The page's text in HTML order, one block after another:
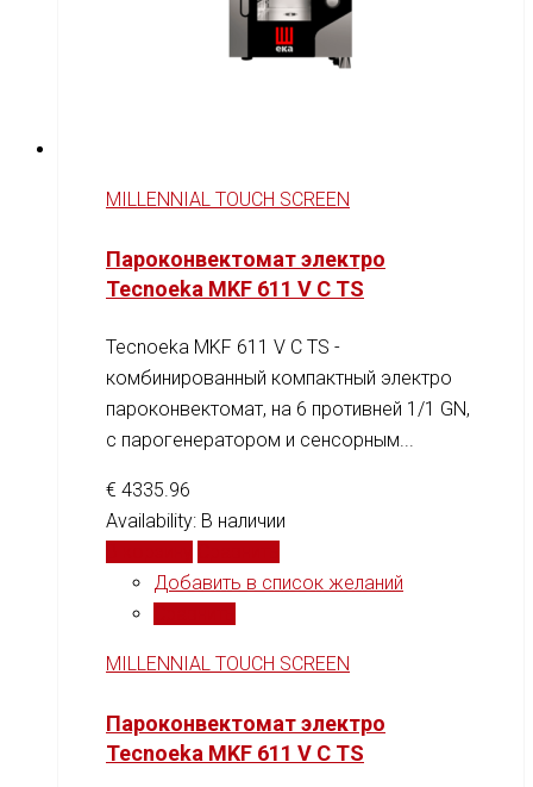
MILLENNIAL TOUCH SCREEN
Пароконвектомат электро
Tecnoeka MKF 611 V C TS
Tecnoeka MKF 611 V C TS -
комбинированный компактный электро
пароконвектомат, на 6 противней 1/1 GN,
c парогенератором и сенсорным...
€ 4335.96
Availability: В наличии
Добавить в список желаний
MILLENNIAL TOUCH SCREEN
Пароконвектомат электро
Tecnoeka MKF 611 V C TS